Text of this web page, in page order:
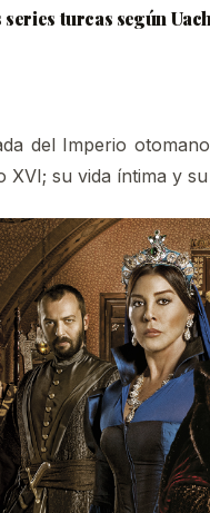
series turcas según
del Imperio
XVI; su vida íntima y